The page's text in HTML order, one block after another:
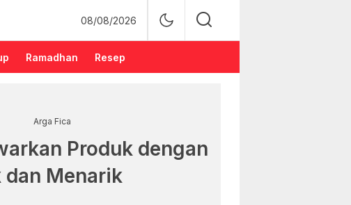
08/08/2026
Ramadhan Resep
Arga Fica
Produk dengan
dan Menarik